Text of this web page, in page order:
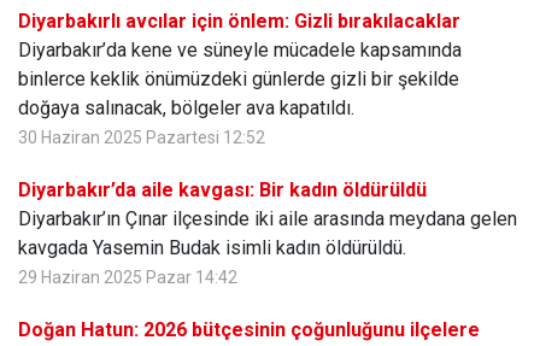
Diyarbakırlı avcılar için önlem: Gizli bırakılacaklar
Diyarbakır’da kene ve süneyle mücadele kapsamında
binlerce keklik önümüzdeki günlerde gizli bir şekilde
doğaya salınacak, bölgeler ava kapatıldı.
30 Haziran 2025 Pazartesi 12:52
Diyarbakır’da aile kavgası: Bir kadın öldürüldü
Diyarbakır’ın Çınar ilçesinde iki aile arasında meydana gelen
kavgada Yasemin Budak isimli kadın öldürüldü.
29 Haziran 2025 Pazar 14:42
Doğan Hatun: 2026 bütçesinin çoğunluğunu ilçelere